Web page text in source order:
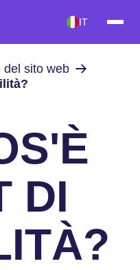
IT
del sito web
DI